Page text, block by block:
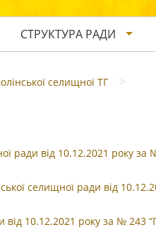
СТРУКТУРА РАДИ
селищної ТГ >
ради від 10.12.2021 року
селищної ради від
від 10.12.2021 року за № 243